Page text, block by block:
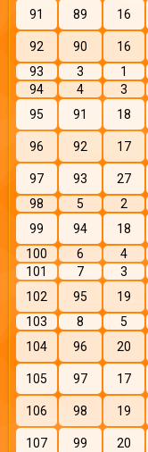
91 89 16
92 90 16
93
3 1
94
4 3
95
91 18
96 92 17
97 93 27
98
5 2
99
94 18
100
6 4
101
7 3
102
95 19
103
8 5
104
96 20
105 97 17
106
98 19
107 99 20